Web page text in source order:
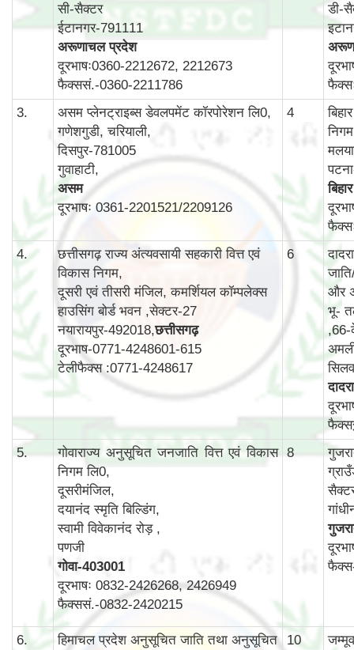
सी-सैक्टर
ईटानगर-791111
अरूणाचल प्रदेश
दूरभाषः0360-2212672, 2212673
फैक्ससं.-0360-2211786
डी-
3.
असम प्लेनट्राइब्स डेवलपमेंट कॉरपोरेशन लि0,
गणेशगुडी, चरियाली,
दिसपुर-781005
गुवाहाटी,
असम
दूरभाषः 0361-2201521/2209126
4
बिहार
4.
छत्तीसगढ़ राज्य अंत्यवसायी सहकारी वित्त एवं
विकास निगम,
दूसरी एवं तीसरी मंजिल, कमर्शियल कॉम्‍पलेक्‍स
हाउसिंग बोर्ड भवन ,सेक्‍टर-27
नयारायपुर-492018,छत्तीसगढ़
दूरभाष-0771-4248601-615
टेलीफैक्स :0771-4248617
6
और
भू-
,66-
5.
गोवाराज्य अनुसूचित जनजाति वित्त एवं विकास
निगम लि0,
दूसरीमंजिल,
दयानंद स्मृति बिल्डिंग,
स्वामी विवेकानंद रोड़ ,
पणजी
गोवा-403001
दूरभाषः 0832-2426268, 2426949
फैक्ससं.-0832-2420215
8
6.
हिमाचल प्रदेश अनुसूचित जाति तथा अनुसूचित
10